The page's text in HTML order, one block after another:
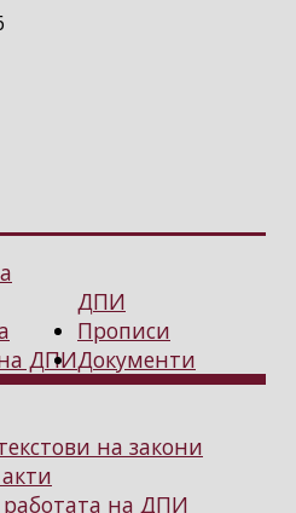
ДПИ
ДПИ
Прописи
на закони
Документи
на ДПИ